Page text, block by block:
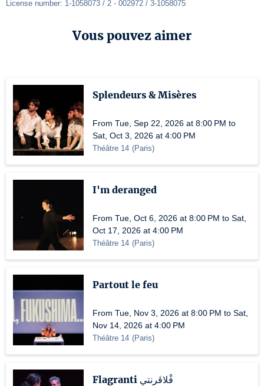
License number: 1-1058073 / 2 - 002972 / 3-1058075
Vous pouvez aimer
Splendeurs & Misères
From Tue, Sep 22, 2026 at 8:00 PM to
Sat, Oct 3, 2026 at 4:00 PM
Théâtre 14 (Paris)
I'm deranged
From Tue, Oct 6, 2026 at 8:00 PM to Sat,
Oct 17, 2026 at 4:00 PM
Théâtre 14 (Paris)
Partout le feu
From Tue, Nov 3, 2026 at 8:00 PM to Sat,
Nov 14, 2026 at 4:00 PM
Théâtre 14 (Paris)
Flagranti فْلاڤرنتي